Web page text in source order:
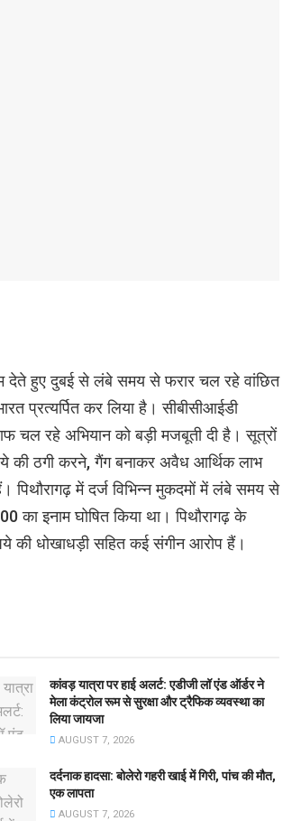
देते हुए दुबई से लंबे समय से फरार चल रहे वांछित
प्रत्यर्पित कर लिया है। सीबीसीआईडी
चल रहे अभियान को बड़ी मजबूती दी है। सूत्रों
की ठगी करने, गैंग बनाकर अवैध आर्थिक लाभ
में दर्ज विभिन्न मुकदमों में लंबे समय से
का इनाम घोषित किया था। पिथौरागढ़ के
धोखाधड़ी सहित कई संगीन आरोप हैं।
कांवड़ यात्रा पर हाई अलर्ट: एडीजी लॉ एंड ऑर्डर ने
मेला कंट्रोल रूम से सुरक्षा और ट्रैफिक व्यवस्था का
लिया जायजा
AUGUST 7, 2026
दर्दनाक हादसा: बोलेरो गहरी खाई में गिरी, पांच की मौत,
एक लापता
AUGUST 7, 2026